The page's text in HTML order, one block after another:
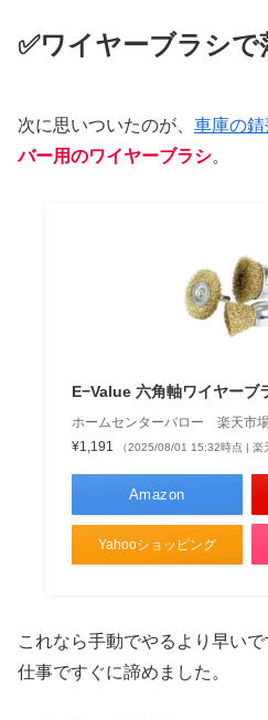
✅ワイヤーブラシで
次に思いついたのが、 車庫の錆
バー用のワイヤーブラシ。
E−Value 六角軸ワイヤーブ
ホームセンターバロー 楽天市
¥1,191
（2025/08/01 15:32時点 | 楽
Amazon
Yahooショッピング
これなら手動でやるより早い
仕事ですぐに諦めました。